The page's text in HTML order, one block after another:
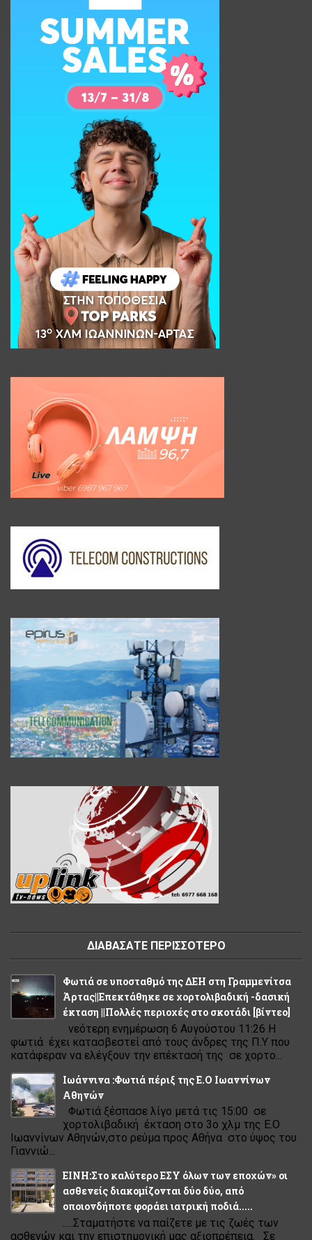
ΔΙΑΒΑΣΑΤΕ ΠΕΡΙΣΣΟΤΕΡΟ
Φωτιά σε υποσταθμό της ΔΕΗ στη Γραμμενίτσα
Άρτας||Επεκτάθηκε σε χορτολιβαδική -δασική
έκταση ||Πολλές περιοχές στο σκοτάδι [βίντεο]
νεότερη ενημέρωση 6 Αυγούστου 11:26 Η
φωτιά έχει κατασβεστεί από τους άνδρες της Π.Υ που
κατάφεραν να ελέγξουν την επέκτασή της σε χορτο...
Ιωάννινα :Φωτιά πέριξ της Ε.Ο Ιωαννίνων
Αθηνών
Φωτιά ξέσπασε λίγο μετά τις 15:00 σε
χορτολιβαδική έκταση στο 3ο χλμ της Ε.Ο
Ιωαννίνων Αθηνών,στο ρεύμα προς Αθήνα στο ύψος του
Γιαννιώ...
ΕΙΝΗ:Στο καλύτερο ΕΣΥ όλων των εποχών» οι
ασθενείς διακομίζονται δύο δύο, από
οποιονδήποτε φοράει ιατρική ποδιά.....
.....Σταματήστε να παίζετε με τις ζωές των
ασθενών και την επιστημονική μας αξιοπρέπεια. Σε